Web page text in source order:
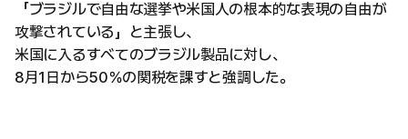
「ブラジルで自由な選挙や米国人の根本的な表現の自由が
攻撃されている」と主張し、
米国に入るすべてのブラジル製品に対し、
8月1日から50％の関税を課すと強調した。